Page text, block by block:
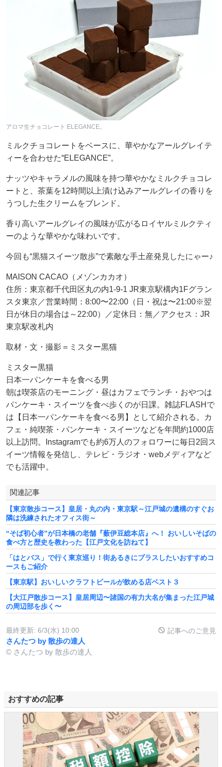
アロマ生チョコレート ELEGANCE。
ミルクチョコレートをベースに、華やかなアールグレイテ
ィーを合わせた“ELEGANCE”。
ナッツやキャラメルの風味を持つ華やかなミルクチョコレ
ートと、茶葉を12時間以上漬け込みアールグレイの香りを
うつした生クリームをブレンド。
香り高いアールグレイの風味が広がるロイヤルミルクティ
ーのような華やかな味わいです。
今回も“黒猫スイーツ散歩”で素敵な手土産発見したにゃー♪
MAISON CACAO（メゾンカカオ）
住所：東京都千代田区丸の内1-9-1 JR東京駅構内1Fグラン
スタ東京／営業時間：8:00〜22:00（日・祝は〜21:00※翌
日が休日の場合は～22:00）／定休日：無／アクセス：JR
東京駅改札内
取材・文・撮影＝ミスター黒猫
ミスター黒猫
日本一パンケーキを食べる男
朝は喫茶店のモーニング・昼はカフェでランチ・おやつは
パンケーキ・スイーツを食べ歩くのが日課。雑誌FLASHで
は【日本一パンケーキを食べる男】として紹介される。カ
フェ・純喫茶・パンケーキ・スイーツなどを年間約1000店
以上訪問。Instagramでも約6万人のフォロワーに毎日2回ス
イーツ情報を発信し、テレビ・ラジオ・webメディアなど
でも活躍中。
関連記事
【東京散歩コース】皇居・丸の内・東京駅～江戸城の遺構のすぐお
隣は洗練されたオフィス街～
“そば初心者”が日本橋の老舗『薮伊豆総本店』へ！ おいしいそばの
食べ方と歴史を教わった【江戸文化を訪ねて】
「はとバス」で行く東京巡り！街あるきにプラスしたいおすすめコ
ースもご紹介
【東京駅】おいしいクラフトビールが飲める店ベスト３
【大江戸散歩コース】皇居周辺〜諸国の有力大名が集まった江戸城
の周辺部を歩く〜
最終更新: 6/3(水) 10:00 記事へのご意見
さんたつ by 散歩の達人
© さんたつ by 散歩の達人
おすすめの記事